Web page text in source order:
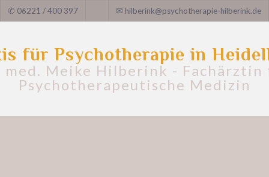
✆ 06221 / 400 397 ✉ hilberink@psychotherapie-hilberink.de
für Psychotherapie in
med. Meike Hilberink - Fachärztin
Psychotherapeutische Medizin